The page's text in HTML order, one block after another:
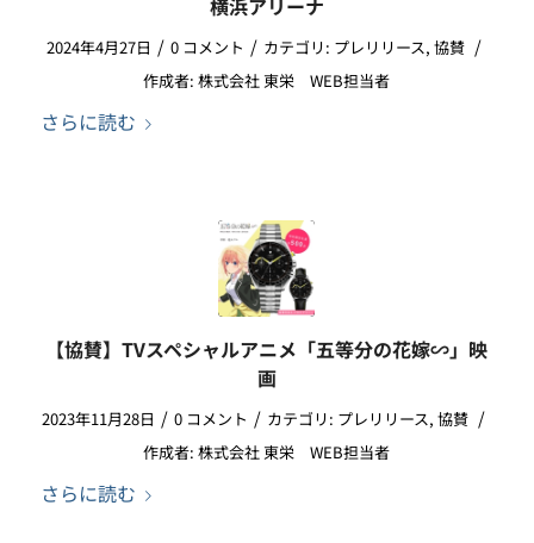
2024年4月27日 / 0 コメント / カテゴリ: プレリリース, 協賛 /
作成者:株式会社 東栄 WEB担当者
さらに読む
【協賛】TVスペシャルアニメ「五等分の花嫁∽」映
画
2023年11月28日 / 0 コメント / カテゴリ: プレリリース,協賛 /
作成者:株式会社 東栄 WEB担当者
さらに読む